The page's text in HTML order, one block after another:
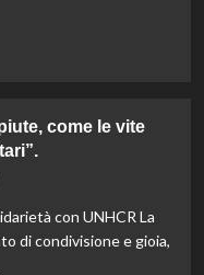
come le vite
con UNHCR La
di condivisione e gioia,